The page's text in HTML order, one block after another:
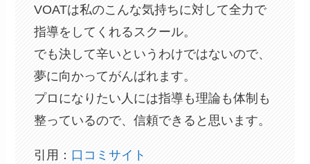
VOATは私のこんな気持ちに対して全力で
指導をしてくれるスクール。
でも決して辛いというわけではないので、
夢に向かってがんばれます。
プロになりたい人には指導も理論も体制も
整っているので、信頼できると思います。
引用： 口コミサイト